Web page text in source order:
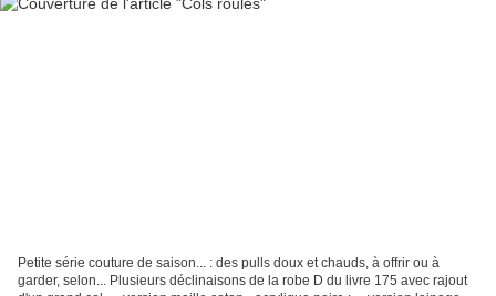
Petite série couture de saison... : des pulls doux et chauds, à offrir ou à
garder, selon... Plusieurs déclinaisons de la robe D du livre 175 avec rajout